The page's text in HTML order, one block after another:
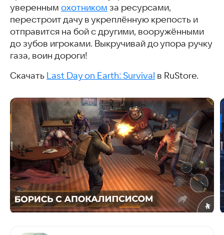
уверенным охотником за ресурсами,
перестроит дачу в укреплённую крепость и
отправится на бой с другими, вооружёнными
до зубов игроками. Выкручивай до упора ручку
газа, воин дороги!
Скачать Last Day on Earth: Survival в RuStore.